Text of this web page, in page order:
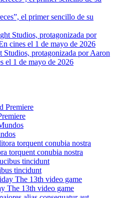
el primer sencillo de su
protagonizada por Aaron
el 1 de mayo de 2026
torquent conubia nostra
tincidunt
The 13th video game